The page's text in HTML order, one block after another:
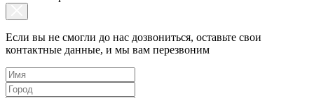
Если вы не смогли до нас дозвониться, оставьте свои
контактные данные, и мы вам перезвоним